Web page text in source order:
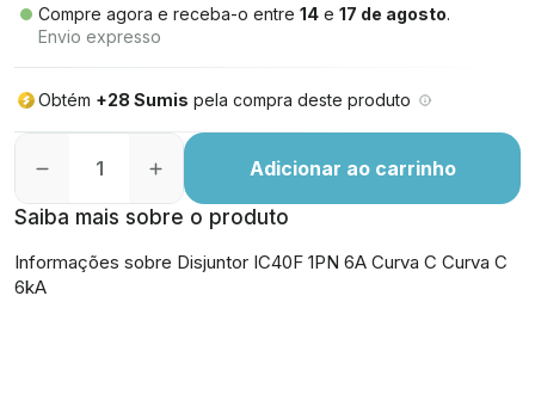
Compre agora e receba-o entre 14 e 17 de agosto.
Envio expresso
Obtém +28 Sumis pela compra deste produto
Adicionar ao carrinho
Saiba mais sobre o produto
Informações sobre Disjuntor IC40F 1PN 6A Curva C Curva C
6kA